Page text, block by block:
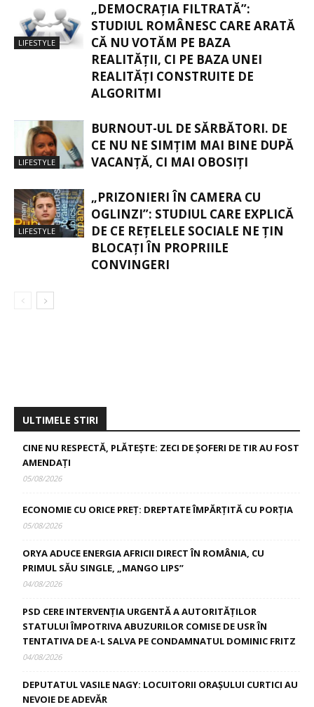
LIFESTYLE
„DEMOCRAȚIA FILTRATĂ”:
STUDIUL ROMÂNESC CARE ARATĂ
CĂ NU VOTĂM PE BAZA
REALITĂȚII, CI PE BAZA UNEI
REALITĂȚI CONSTRUITE DE
ALGORITMI
LIFESTYLE
BURNOUT-UL DE SĂRBĂTORI. DE
CE NU NE SIMȚIM MAI BINE DUPĂ
VACANȚĂ, CI MAI OBOSIȚI
LIFESTYLE
„PRIZONIERI ÎN CAMERA CU
OGLINZI”: STUDIUL CARE EXPLICĂ
DE CE REȚELELE SOCIALE NE ȚIN
BLOCAȚI ÎN PROPRIILE
CONVINGERI
ULTIMELE STIRI
CINE NU RESPECTĂ, PLĂTEȘTE: ZECI DE ȘOFERI DE TIR AU FOST
AMENDAȚI
05/08/2026
ECONOMIE CU ORICE PREȚ: DREPTATE ÎMPĂRȚITĂ CU PORȚIA
05/08/2026
ORYA ADUCE ENERGIA AFRICII DIRECT ÎN ROMÂNIA, CU
PRIMUL SĂU SINGLE, „MANGO LIPS”
04/08/2026
PSD CERE INTERVENȚIA URGENTĂ A AUTORITĂȚILOR
STATULUI ÎMPOTRIVA ABUZURILOR COMISE DE USR ÎN
TENTATIVA DE A-L SALVA PE CONDAMNATUL DOMINIC FRITZ
04/08/2026
DEPUTATUL VASILE NAGY: LOCUITORII ORAȘULUI CURTICI AU
NEVOIE DE ADEVĂR